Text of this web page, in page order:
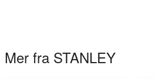
Mer fra STANLEY